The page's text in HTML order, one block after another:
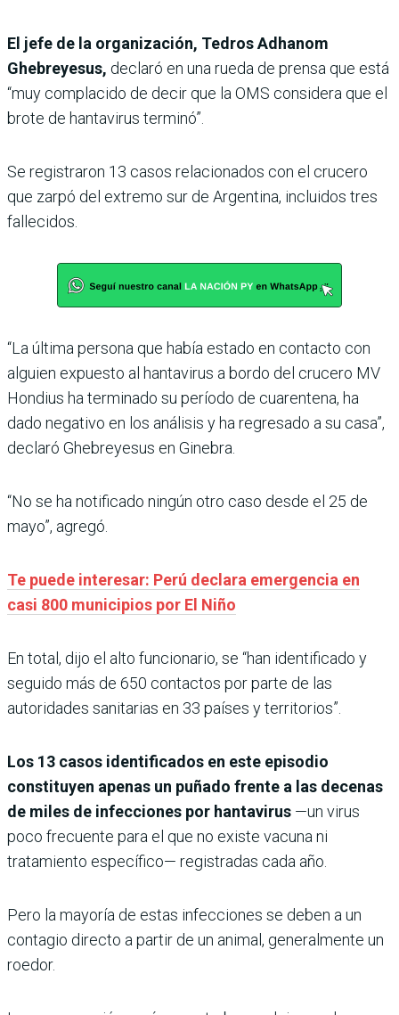
El jefe de la organización, Tedros Adhanom
Ghebreyesus, declaró en una rueda de prensa que está
“muy complacido de decir que la OMS considera que el
brote de hantavirus terminó”.
Se registraron 13 casos relacionados con el crucero
que zarpó del extremo sur de Argentina, incluidos tres
fallecidos.
“La última persona que había estado en contacto con
alguien expuesto al hantavirus a bordo del crucero MV
Hondius ha terminado su período de cuarentena, ha
dado negativo en los análisis y ha regresado a su casa”,
declaró Ghebreyesus en Ginebra.
“No se ha notificado ningún otro caso desde el 25 de
mayo”, agregó.
Te puede interesar: Perú declara emergencia en
casi 800 municipios por El Niño
En total, dijo el alto funcionario, se “han identificado y
seguido más de 650 contactos por parte de las
autoridades sanitarias en 33 países y territorios”.
Los 13 casos identificados en este episodio
constituyen apenas un puñado frente a las decenas
de miles de infecciones por hantavirus —un virus
poco frecuente para el que no existe vacuna ni
tratamiento específico— registradas cada año.
Pero la mayoría de estas infecciones se deben a un
contagio directo a partir de un animal, generalmente un
roedor.